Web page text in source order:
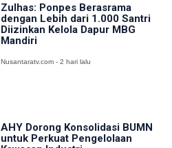
Zulhas: Ponpes Berasrama
dengan Lebih dari 1.000 Santri
Diizinkan Kelola Dapur MBG
Mandiri
Nusantaratv.com - 2 hari lalu
AHY Dorong Konsolidasi BUMN
untuk Perkuat Pengelolaan